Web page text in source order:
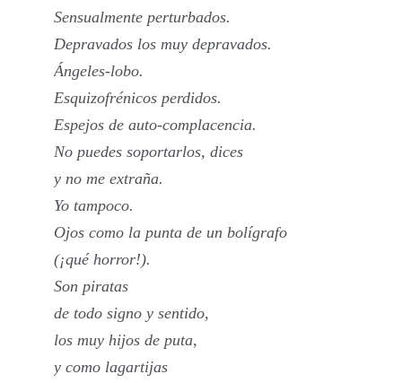
Sensualmente perturbados.
Depravados los muy depravados.
Ángeles-lobo.
Esquizofrénicos perdidos.
Espejos de auto-complacencia.
No puedes soportarlos, dices
y no me extraña.
Yo tampoco.
Ojos como la punta de un bolígrafo
(¡qué horror!).
Son piratas
de todo signo y sentido,
los muy hijos de puta,
y como lagartijas